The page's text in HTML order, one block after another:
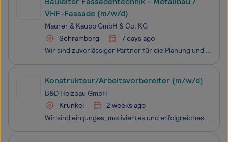
VHF-Fassade (m/w/d)
Maurer & Kaupp GmbH & Co. KG
Schramberg
7 days ago
Wir sind zuverlässiger Partner für die Planung und Ausführung qualitativ hochwertiger Metalldächer, -fassaden und –bekleidungen sowie Flachdachabdichtungen. Maurer & Kaupp GmbH & Co. KG zeichnet sich durch 30 gut ausgebildete und erfahrene Mitarbeitende mit großem technischem und handwerklic
Konstrukteur/Arbeitsvorbereiter (m/w/d)
B&D Holzbau GmbH
Krunkel
2 weeks ago
Wir sind ein junges, motiviertes und erfolgreiches Holz- und Fassadenbauunternehmen mit derzeit 15 Mitarbeitern in einem familiären Arbeitsumfeld. Wir haben uns auf die Bereiche Fassadenbau von Großfassaden mit Faserzementplatten, Kunststoffplatten und Holzverkleidungen sowie dem Bau von Holzfertigh